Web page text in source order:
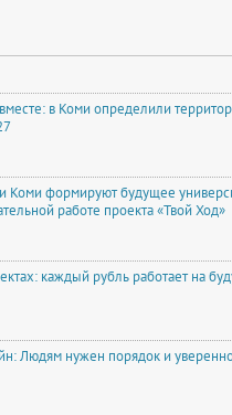
в Коми определили
Коми формируют будущее
работе проекта «Твой Ход»
каждый рубль работает на
Людям нужен порядок и